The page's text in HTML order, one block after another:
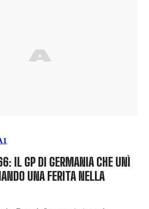
IL GP DI GERMANIA CHE UNÌ
UNA FERITA NELLA